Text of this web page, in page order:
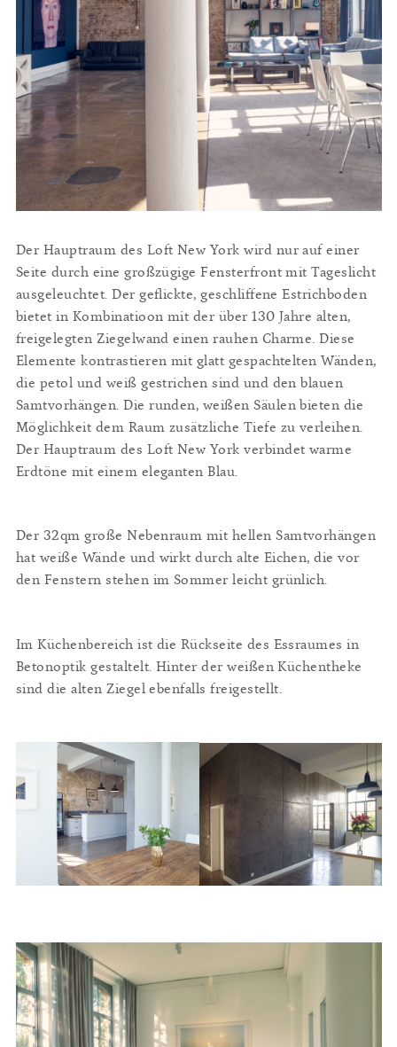
Der Hauptraum des Loft New York wird nur auf einer
Seite durch eine großzügige Fensterfront mit Tageslicht
ausgeleuchtet. Der geflickte, geschliffene Estrichboden
bietet in Kombinatioon mit der über 130 Jahre alten,
freigelegten Ziegelwand einen rauhen Charme. Diese
Elemente kontrastieren mit glatt gespachtelten Wänden,
die petol und weiß gestrichen sind und den blauen
Samtvorhängen. Die runden, weißen Säulen bieten die
Möglichkeit dem Raum zusätzliche Tiefe zu verleihen.
Der Hauptraum des Loft New York verbindet warme
Erdtöne mit einem eleganten Blau.
Der 32qm große Nebenraum mit hellen Samtvorhängen
hat weiße Wände und wirkt durch alte Eichen, die vor
den Fenstern stehen im Sommer leicht grünlich.
Im Küchenbereich ist die Rückseite des Essraumes in
Betonoptik gestaltelt. Hinter der weißen Küchentheke
sind die alten Ziegel ebenfalls freigestellt.